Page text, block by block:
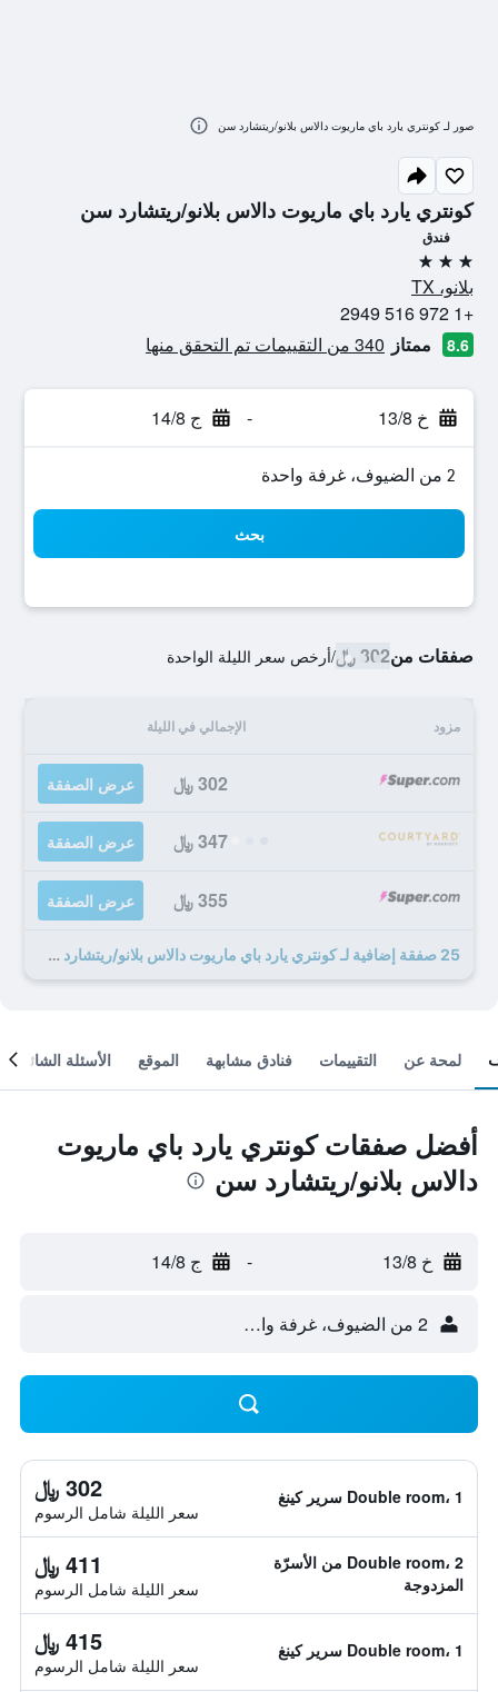
كونتري يارد باي ماريوت دالاس بلانو/ريتشارد سن
فندق
3 نجوم
بلانو، TX
+1 972 516 2949
8.6 ممتاز 340 من التقييمات تم التحقق منها
خ 13/8 - ج 14/8
2 من الضيوف، غرفة واحدة
بحث
صفقات من302 ﷼ /أرخص سعر الليلة الواحدة
مزود الإجمالي في الليلة
302 ﷼ عرض الصفقة
347 ﷼ عرض الصفقة
355 ﷼ عرض الصفقة
25 صفقة إضافية لـ كونتري يارد باي ماريوت دالاس بلانو/ريتشارد سن
صور لـ كونتري يارد باي ماريوت دالاس بلانو/ريتشارد سن
لمحة عن التقييمات فنادق مشابهة الموقع الأسئلة الشائعة
أفضل صفقات كونتري يارد باي ماريوت
دالاس بلانو/ريتشارد سن
خ 13/8 - ج 14/8
2 من الضيوف، غرفة واحدة
Double room، 1 سرير كينغ 302 ﷼
سعر الليلة شامل الرسوم
Double room، 2 من الأسرّة
المزدوجة
411 ﷼
سعر الليلة شامل الرسوم
Double room، 1 سرير كينغ 415 ﷼
سعر الليلة شامل الرسوم